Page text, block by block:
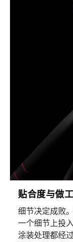
贴合度与做
细节决定成败
一个细节上投
涂装处理都经